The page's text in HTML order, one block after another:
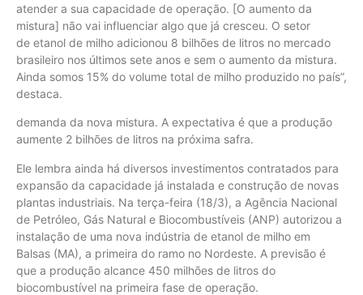
atender a sua capacidade de operação. [O aumento da
mistura] não vai influenciar algo que já cresceu. O setor
de etanol de milho adicionou 8 bilhões de litros no mercado
brasileiro nos últimos sete anos e sem o aumento da mistura.
Ainda somos 15% do volume total de milho produzido no país”,
destaca.
demanda da nova mistura. A expectativa é que a produção
aumente 2 bilhões de litros na próxima safra.
Ele lembra ainda há diversos investimentos contratados para
expansão da capacidade já instalada e construção de novas
plantas industriais. Na terça-feira (18/3), a Agência Nacional
de Petróleo, Gás Natural e Biocombustíveis (ANP) autorizou a
instalação de uma nova indústria de etanol de milho em
Balsas (MA), a primeira do ramo no Nordeste. A previsão é
que a produção alcance 450 milhões de litros do
biocombustível na primeira fase de operação.